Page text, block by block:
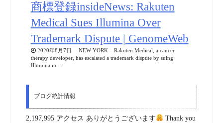
商標登録insideNews: Rakuten
Medical Sues Illumina Over
Trademark Dispute | GenomeWeb
2020年8月7日 NEW YORK – Rakuten Medical, a cancer
therapy developer, has escalated a trademark dispute by suing
Illumina in …
ブログ統計情報
2,197,995 アクセス ありがとうございます
Thank you